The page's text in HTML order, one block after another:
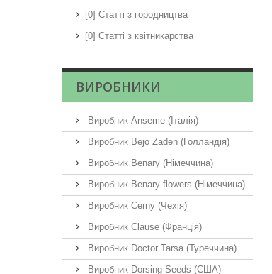
[0] Статті з городництва
[0] Статті з квітникарства
ВИРОБНИКИ
Виробник Anseme (Італія)
Виробник Bejo Zaden (Голландія)
Виробник Benary (Німеччина)
Виробник Benary flowers (Німеччина)
Виробник Cerny (Чехія)
Виробник Clause (Франція)
Виробник Doctor Tarsa (Туреччина)
Виробник Dorsing Seeds (США)